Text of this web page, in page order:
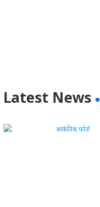
Latest News